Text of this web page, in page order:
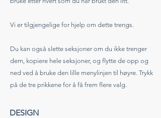
Vi er tilgjengelige for hjelp om dette trengs.
Du kan også slette seksjoner om du ikke trenger
dem, kopiere hele seksjoner, og flytte de opp og
ned ved å bruke den lille menylinjen til høyre. Trykk
på de tre prikkene for å få frem flere valg.
DESIGN